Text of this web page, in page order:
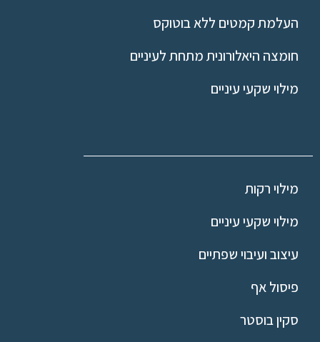
העלמת קמטים ללא בוטוקס
חומצה היאלורונית מתחת לעיניים
מילוי שקעי עיניים
מילוי רקות
מילוי שקעי עיניים
עיצוב ועיבוי שפתיים
פיסול אף
סקין בוסטר